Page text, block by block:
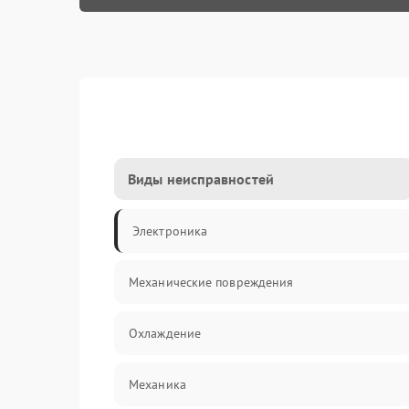
Виды неисправностей
Электроника
Механические повреждения
Охлаждение
Механика